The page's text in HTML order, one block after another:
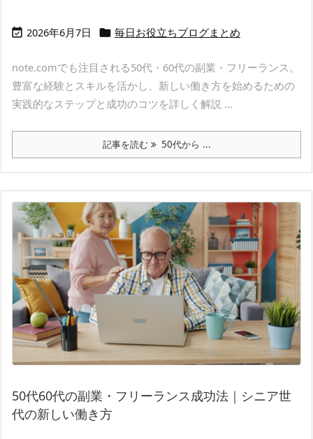
 2026年6月7日  毎日お役立ちブログまとめ
note.comでも注目される50代・60代の副業・フリーランス。
豊富な経験とスキルを活かし、新しい働き方を始めるための
実践的なステップと成功のコツを詳しく解説 ...
記事を読む 50代から ...
50代60代の副業・フリーランス成功法｜シニア世
代の新しい働き方